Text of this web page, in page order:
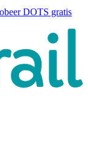
DOTS gratis